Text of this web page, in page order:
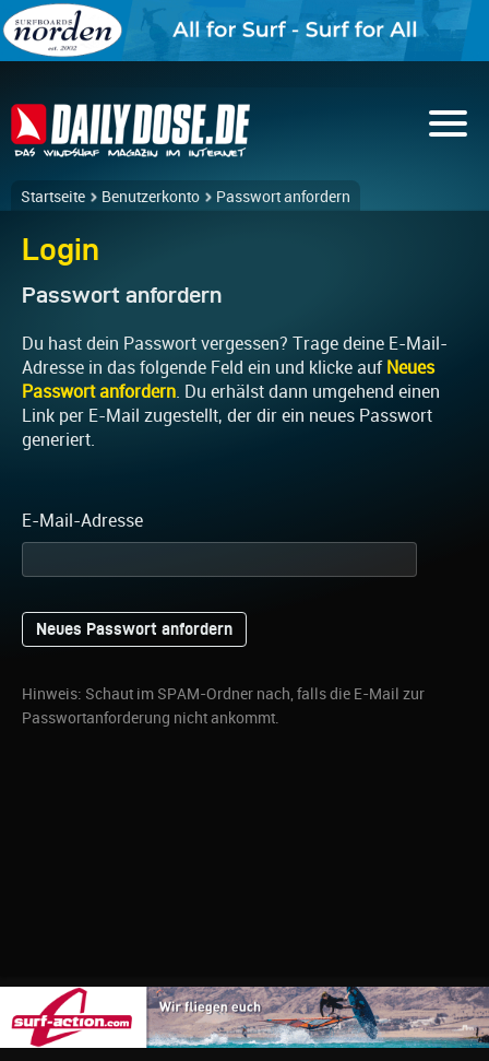
Startseite Benutzerkonto Passwort anfordern
Login
Passwort anfordern
Du hast dein Passwort vergessen? Trage deine E-Mail-
Adresse in das folgende Feld ein und klicke auf Neues
Passwort anfordern. Du erhälst dann umgehend einen
Link per E-Mail zugestellt, der dir ein neues Passwort
generiert.
E-Mail-Adresse
Hinweis: Schaut im SPAM-Ordner nach, falls die E-Mail zur
Passwortanforderung nicht ankommt.